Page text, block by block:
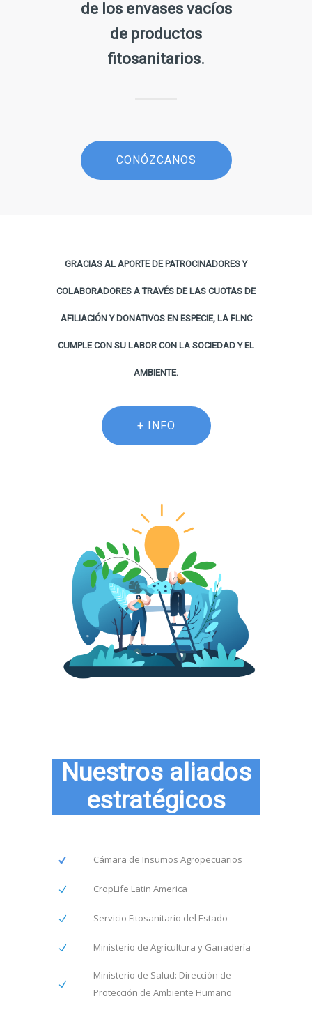
de los envases vacíos
de productos
fitosanitarios.
CONÓZCANOS
GRACIAS AL APORTE DE PATROCINADORES Y
COLABORADORES A TRAVÉS DE LAS CUOTAS DE
AFILIACIÓN Y DONATIVOS EN ESPECIE, LA FLNC
CUMPLE CON SU LABOR CON LA SOCIEDAD Y EL
AMBIENTE.
+ INFO
Nuestros aliados
estratégicos
Cámara de Insumos Agropecuarios
CropLife Latin America
Servicio Fitosanitario del Estado
Ministerio de Agricultura y Ganadería
Ministerio de Salud: Dirección de
Protección de Ambiente Humano